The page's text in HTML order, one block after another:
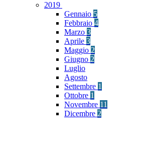
2019
Gennaio 5
Febbraio 4
Marzo 3
Aprile 3
Maggio 2
Giugno 2
Luglio
Agosto
Settembre 1
Ottobre 1
Novembre 11
Dicembre 2